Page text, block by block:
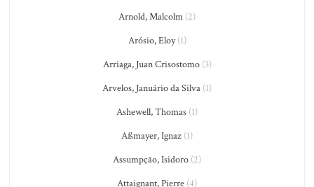
Arnold, Malcolm (2)
Arósio, Eloy(1)
Arriaga, Juan Crisostomo(3)
Arvelos, Januário da Silva (1)
Ashewell, Thomas (1)
Aßmayer, Ignaz (1)
Assumpção, Isidoro (2)
Attaignant, Pierre (4)